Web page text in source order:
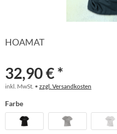
HOAMAT
32,90 € *
inkl. MwSt. • zzgl. Versandkosten
Farbe